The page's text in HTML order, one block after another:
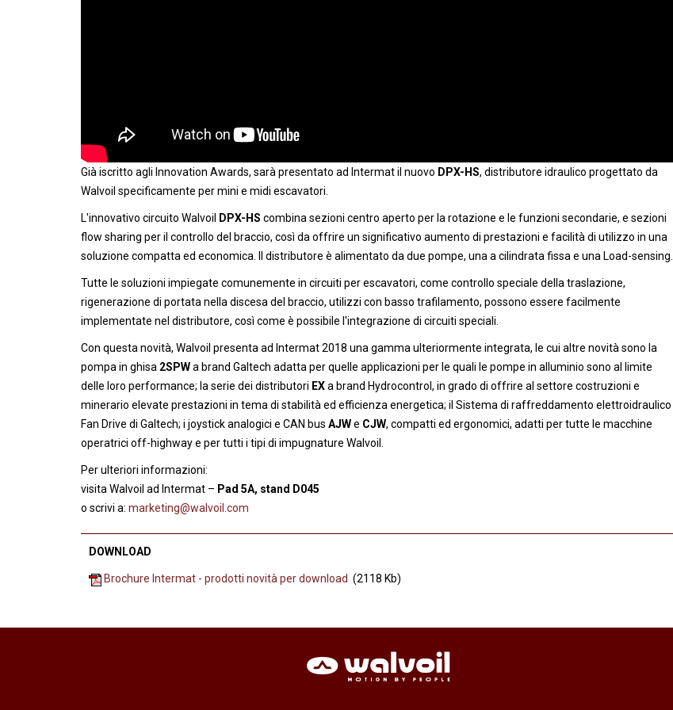
Già iscritto agli Innovation Awards, sarà presentato ad Intermat il nuovo DPX-HS, distributore idraulico progettato da
Walvoil specificamente per mini e midi escavatori.
L'innovativo circuito Walvoil DPX-HS combina sezioni centro aperto per la rotazione e le funzioni secondarie, e sezioni
flow sharing per il controllo del braccio, così da offrire un significativo aumento di prestazioni e facilità di utilizzo in una
soluzione compatta ed economica. Il distributore è alimentato da due pompe, una a cilindrata fissa e una Load-sensing.
Tutte le soluzioni impiegate comunemente in circuiti per escavatori, come controllo speciale della traslazione,
rigenerazione di portata nella discesa del braccio, utilizzi con basso trafilamento, possono essere facilmente
implementate nel distributore, così come è possibile l'integrazione di circuiti speciali.
Con questa novità, Walvoil presenta ad Intermat 2018 una gamma ulteriormente integrata, le cui altre novità sono la
pompa in ghisa 2SPWa brand Galtech adatta per quelle applicazioni per le quali le pompe in alluminio sono al limite
delle loro performance; la serie dei distributori EXa brand Hydrocontrol, in grado di offrire al settore costruzioni e
minerario elevate prestazioni in tema di stabilità ed efficienza energetica; il Sistema di raffreddamento elettroidraulico
Fan Drive di Galtech; i joystick analogici e CAN bus AJWe CJW, compatti ed ergonomici, adatti per tutte le macchine
operatrici off-highway e per tutti i tipi di impugnature Walvoil.
Per ulteriori informazioni:
visita Walvoil ad Intermat – Pad 5A, stand D045
o scrivi a: marketing@walvoil.com
DOWNLOAD
Brochure Intermat - prodotti novità per download (2118 Kb)